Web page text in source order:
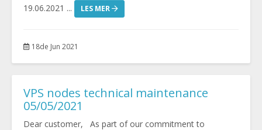
19.06.2021 ...
LES MER
18de Jun 2021
VPS nodes technical maintenance
05/05/2021
Dear customer, As part of our commitment to